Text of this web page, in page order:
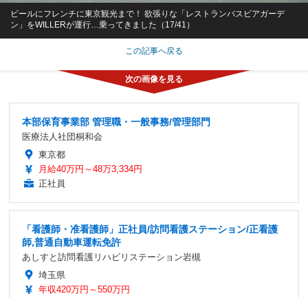
ビールにフレンチに東京観光まで！ 欲張りな「レストランバスビアガーデ
ン」をWILLERが運行…乗ってきました（17/41）
この記事へ戻る
本部保育事業部 管理職・一般事務/管理部門
医療法人社団桐和会
東京都
月給40万円～48万3,334円
正社員
「看護師・准看護師」正社員/訪問看護ステーション/正看護
師,普通自動車運転免許
あしすと訪問看護リハビリステーション岩槻
埼玉県
年収420万円～550万円